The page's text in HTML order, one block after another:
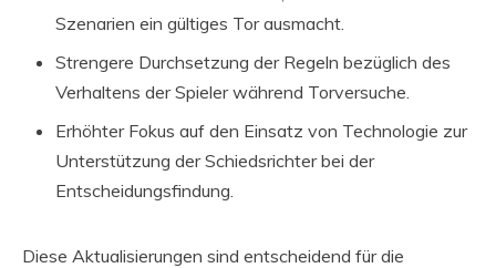
Szenarien ein gültiges Tor ausmacht.
Strengere Durchsetzung der Regeln bezüglich des
Verhaltens der Spieler während Torversuche.
Erhöhter Fokus auf den Einsatz von Technologie zur
Unterstützung der Schiedsrichter bei der
Entscheidungsfindung.
Diese Aktualisierungen sind entscheidend für die